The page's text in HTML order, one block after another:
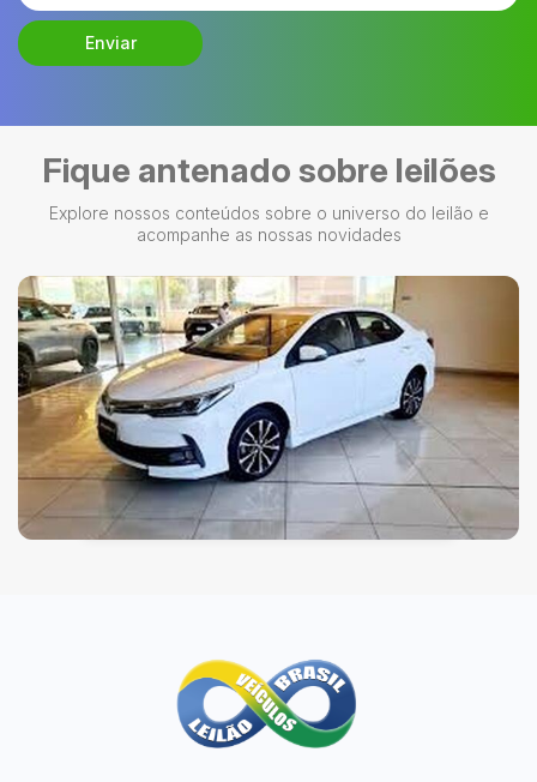
Enviar
Fique antenado sobre leilões
Explore nossos conteúdos sobre o universo do leilão e
acompanhe as nossas novidades